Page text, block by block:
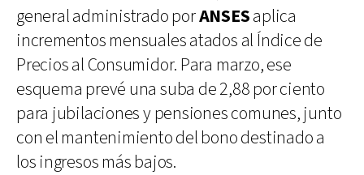
general administrado porANSESaplica
incrementos mensuales atados al Índice de
Precios al Consumidor. Para marzo, ese
esquema prevé una suba de 2,88 por ciento
para jubilaciones y pensiones comunes, junto
con el mantenimiento del bono destinado a
los ingresos más bajos.